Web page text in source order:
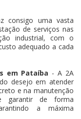
consigo uma vasta
de serviços nas
industrial, com o
adequado a cada
em Pataíba - A 2A
desejo em atender
e na manutenção
garantir de forma
a máxima